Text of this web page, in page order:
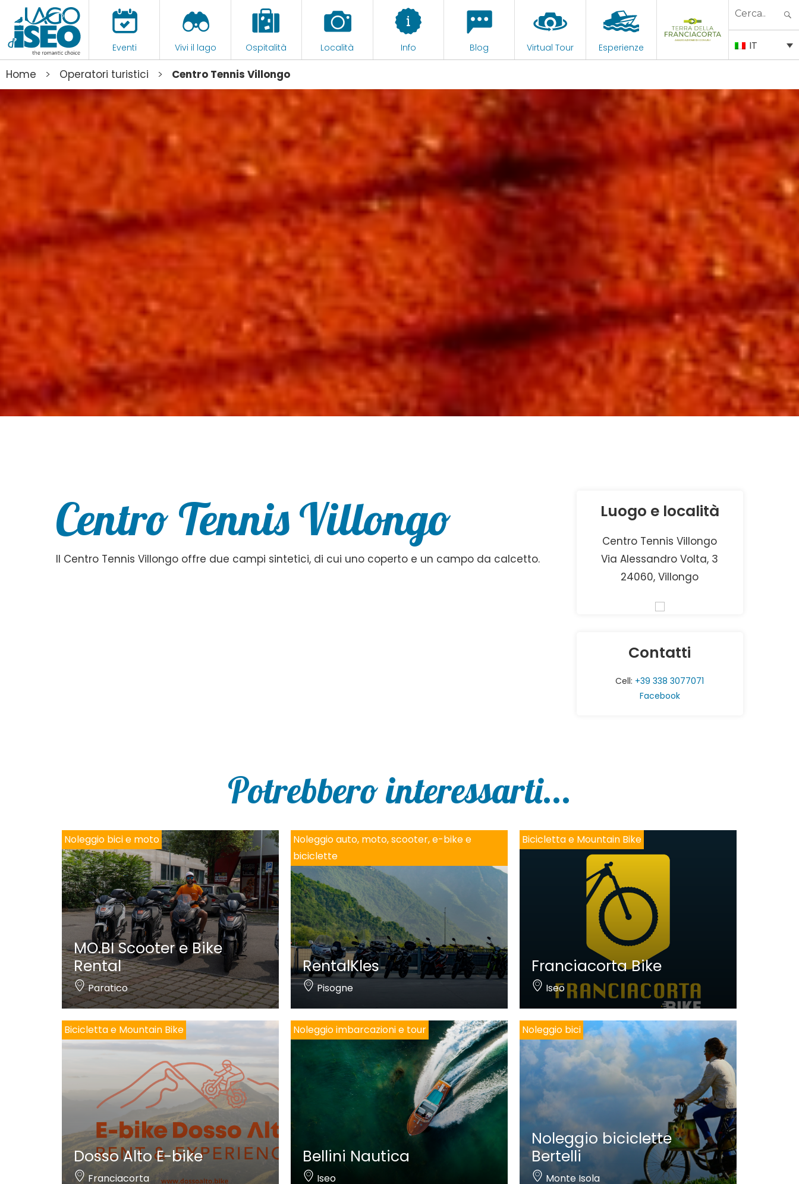
Eventi Vivi il lago Ospitalità Località Info Blog Virtual Tour Esperienze
Search
IT
Home > Operatori turistici > Centro Tennis Villongo
Centro Tennis Villongo
Il Centro Tennis Villongo offre due campi sintetici, di cui uno coperto e un campo da calcetto.
Luogo e località
Centro Tennis Villongo
Via Alessandro Volta, 3
24060, Villongo
Contatti
Cell: +39 338 3077071
Facebook
Potrebbero interessarti...
Noleggio bici e moto
MO.BI Scooter e Bike
Rental
Paratico
Noleggio auto, moto, scooter, e-bike e
biciclette
RentalKles
Pisogne
Bicicletta e Mountain Bike
Franciacorta Bike
Iseo
Bicicletta e Mountain Bike
Dosso Alto E-bike
Franciacorta
Noleggio imbarcazioni e tour
Bellini Nautica
Iseo
Noleggio bici
Noleggio biciclette
Bertelli
Monte Isola